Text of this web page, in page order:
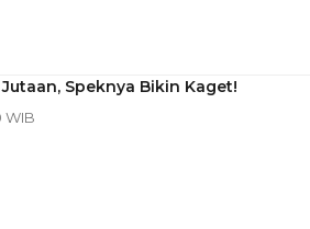
Speknya Bikin Kaget!
WIB